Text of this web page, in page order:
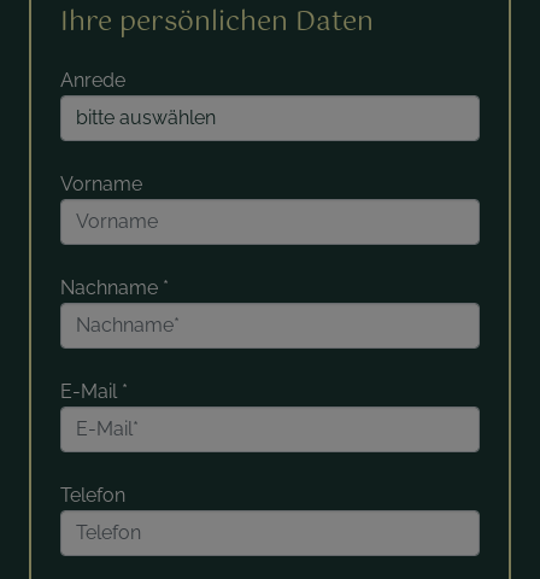
Ihre persönlichen Daten
Anrede
Vorname
Nachname *
E-Mail *
Telefon